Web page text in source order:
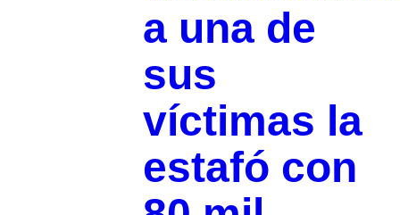
a una de
sus
víctimas la
estafó con